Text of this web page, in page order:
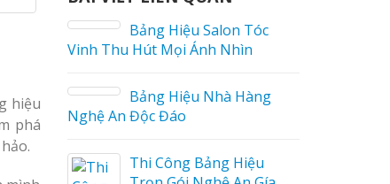
hiệu
phá
Bảng Hiệu Salon Tóc
Vinh Thu Hút Mọi Ánh Nhìn
Bảng Hiệu Nhà Hàng
Nghệ An Độc Đáo
Thi Công Bảng Hiệu